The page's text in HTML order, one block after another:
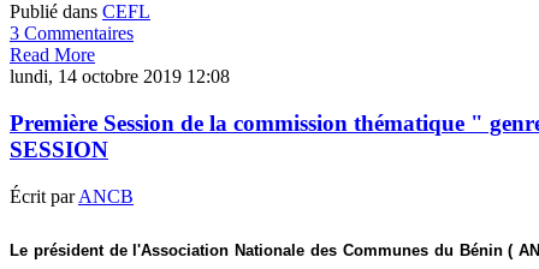
Publié dans CEFL
3 Commentaires
Read More
lundi, 14 octobre 2019 12:08
Première Session de la commission thématique "
SESSION
Écrit parANCB
Le président de l'Association Nationale des Communes du Bénin (